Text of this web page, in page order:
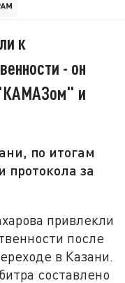
к
- он
и
по итогам
протокола за
привлекли
после
в Казани.
составлено